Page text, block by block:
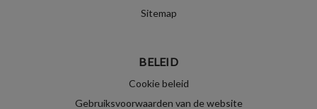
Sitemap
BELEID
Cookie beleid
Gebruiksvoorwaarden van de website